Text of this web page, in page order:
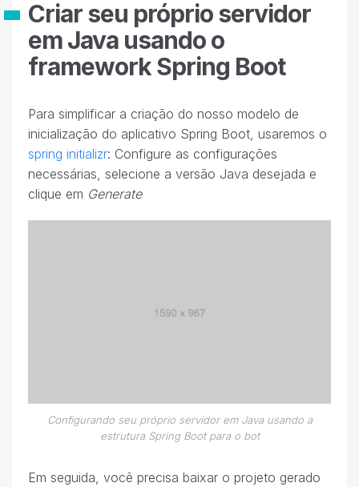
Criar seu próprio servidor
em Java usando o
framework Spring Boot
Para simplificar a criação do nosso modelo de
inicialização do aplicativo Spring Boot, usaremos o
spring initializr: Configure as configurações
necessárias, selecione a versão Java desejada e
clique em Generate
Configurando seu próprio servidor em Java usando a
estrutura Spring Boot para o bot
Em seguida, você precisa baixar o projeto gerado